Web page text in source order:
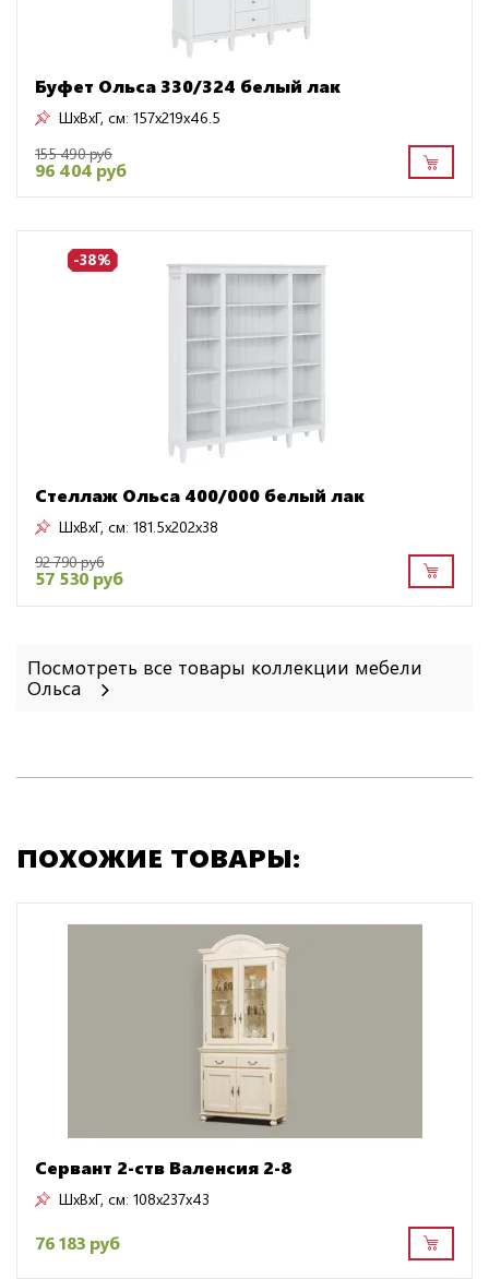
Буфет Ольса 330/324 белый лак
ШxВxГ, см: 157x219x46.5
155 490 руб
96 404 руб
-38%
Стеллаж Ольса 400/000 белый лак
ШxВxГ, см: 181.5x202x38
92 790 руб
57 530 руб
Посмотреть все товары коллекции мебели
Ольса
ПОХОЖИЕ ТОВАРЫ:
Сервант 2-ств Валенсия 2-8
ШxВxГ, см: 108x237x43
76 183 руб